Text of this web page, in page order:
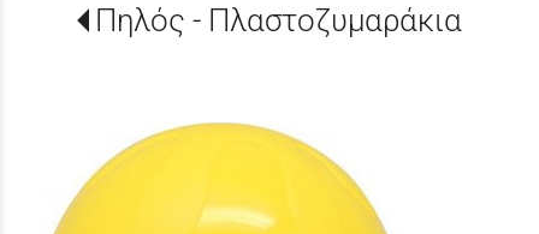
Πηλός - Πλαστοζυμαράκια